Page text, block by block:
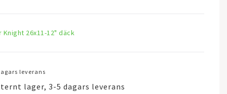
Knight 26x11-12" däck
leverans
lager, 3-5 dagars leverans